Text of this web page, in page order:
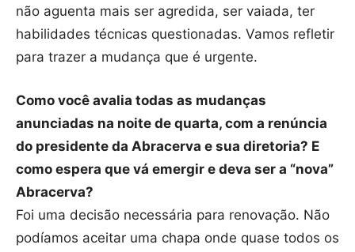
não aguenta mais ser agredida, ser vaiada, ter
habilidades técnicas questionadas. Vamos refletir
para trazer a mudança que é urgente.
Como você avalia todas as mudanças
anunciadas na noite de quarta, com a renúncia
do presidente da Abracerva e sua diretoria? E
como espera que vá emergir e deva ser a “nova”
Abracerva?
Foi uma decisão necessária para renovação. Não
podíamos aceitar uma chapa onde quase todos os